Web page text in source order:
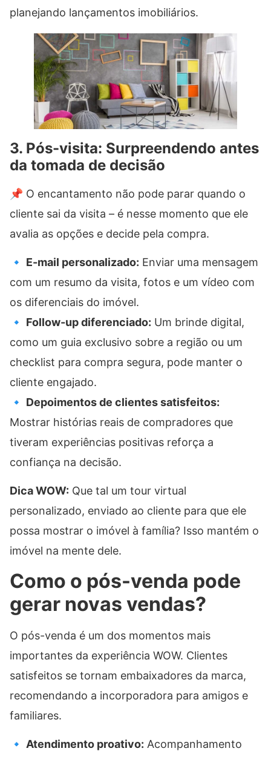
planejando lançamentos imobiliários.
3. Pós-visita: Surpreendendo antes
da tomada de decisão
📌 O encantamento não pode parar quando o
cliente sai da visita – é nesse momento que ele
avalia as opções e decide pela compra.
🔹 E-mail personalizado: Enviar uma mensagem
com um resumo da visita, fotos e um vídeo com
os diferenciais do imóvel.
🔹 Follow-up diferenciado: Um brinde digital,
como um guia exclusivo sobre a região ou um
checklist para compra segura, pode manter o
cliente engajado.
🔹 Depoimentos de clientes satisfeitos:
Mostrar histórias reais de compradores que
tiveram experiências positivas reforça a
confiança na decisão.
Dica WOW: Que tal um tour virtual
personalizado, enviado ao cliente para que ele
possa mostrar o imóvel à família? Isso mantém o
imóvel na mente dele.
Como o pós-venda pode
gerar novas vendas?
O pós-venda é um dos momentos mais
importantes da experiência WOW. Clientes
satisfeitos se tornam embaixadores da marca,
recomendando a incorporadora para amigos e
familiares.
🔹 Atendimento proativo: Acompanhamento